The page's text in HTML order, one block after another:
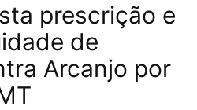
prescrição e
de
Arcanjo por